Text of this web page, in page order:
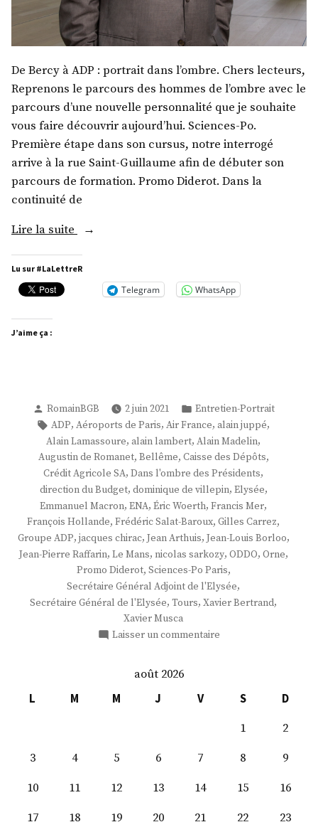
De Bercy à ADP : portrait dans l’ombre. Chers lecteurs,
Reprenons le parcours des hommes de l’ombre avec le
parcours d’une nouvelle personnalité que je souhaite
vous faire découvrir aujourd’hui. Sciences-Po.
Première étape dans son cursus, notre interrogé
arrive à la rue Saint-Guillaume afin de débuter son
parcours de formation. Promo Diderot. Dans la
continuité de
Lire la suite
« M.
de
Romanet »
Lu sur #LaLettreR
Telegram WhatsApp
J’aime ça :
Publié
par
RomainBGB 2 juin 2021
Publié
dans
Entretien-Portrait
Étiquettes :
ADP, Aéroports de Paris, Air France, alain juppé,
Alain Lamassoure, alain lambert, Alain Madelin,
Augustin de Romanet, Bellême, Caisse des Dépôts,
Crédit Agricole SA, Dans l'ombre des Présidents,
direction du Budget, dominique de villepin, Elysée,
Emmanuel Macron, ENA, Éric Woerth, Francis Mer,
François Hollande, Frédéric Salat-Baroux, Gilles Carrez,
Groupe ADP, jacques chirac, Jean Arthuis, Jean-Louis Borloo,
Jean-Pierre Raffarin, Le Mans, nicolas sarkozy, ODDO, Orne,
Promo Diderot, Sciences-Po Paris,
Secrétaire Général Adjoint de l'Elysée,
Secrétaire Général de l'Elysée, Tours, Xavier Bertrand,
Xavier Musca
Laisser un commentaire
Romanet
août 2026
L
M M J V S
D
1
2
3
4 5 6 7 8
9
10
11 12 13 14 15
16
17
18 19 20 21 22
23